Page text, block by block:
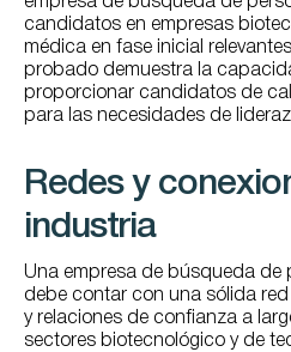
candidatos en empresas
médica en fase inicial
probado demuestra la
proporcionar candidatos de
para las necesidades de
Redes y
industria
Una empresa de búsqueda de
debe contar con una sólida
y relaciones de confianza a
sectores biotecnológico y de